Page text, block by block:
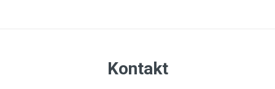
Kontakt